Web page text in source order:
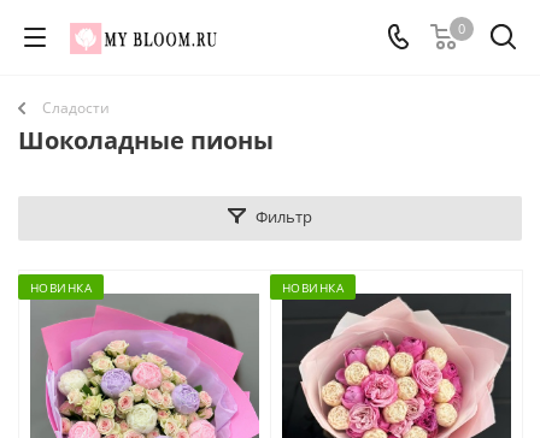
0
Сладости
Шоколадные пионы
Фильтр
НОВИНКА НОВИНКА